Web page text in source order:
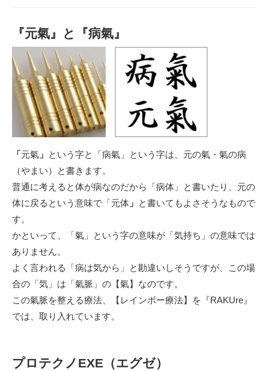
『元氣』と『病氣』
「元氣 」 という字と「病氣」という字は、元の氣・氣の病
（やまい）と書きます。
普通に考えると体が病なのだから「病体」と書いたり、元の
体に戻るという意味で「元体 」 と書いてもよさそうなもので
す。
かといって、「氣」という字の意味が「気持ち」の意味では
ありません。
よく言われる「病は気から」と勘違いしそうですが、この場
合の「気」は「氣脈」の【氣】なのです。
この氣脈を整える療法、【レインボー療法】を『RAKUre』
では、取り入れています。
プロテクノEXE（エグゼ）